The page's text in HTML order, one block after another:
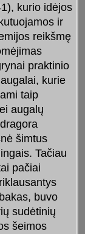
kurio idėjos
ir
reikšmę
praktinio
kurie
taip
augalų
šimtus
Tačiau
pačiai
buvo
sudėtinių
šeimos